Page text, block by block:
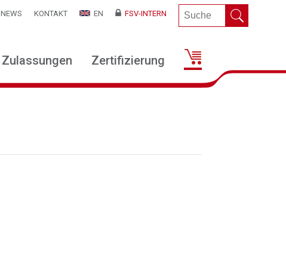
NEWS KONTAKT EN FSV-INTERN
Zulassungen Zertifizierung